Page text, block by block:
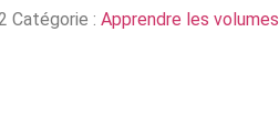
Catégorie : Apprendre les volumes